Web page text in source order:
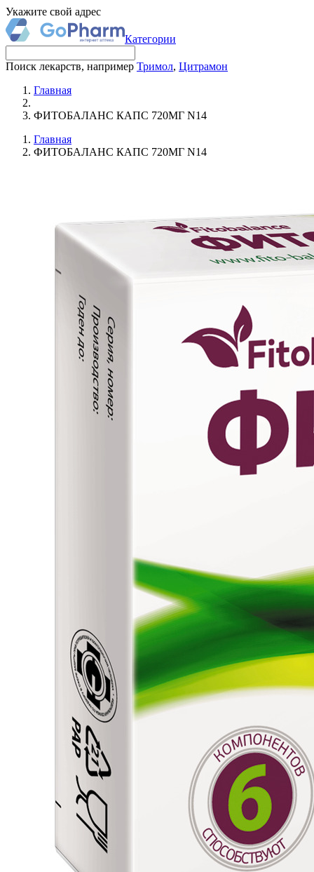
Укажите свой адрес
Категории
Поиск лекарств, например Тримол, Цитрамон
Главная
ФИТОБАЛАНС КАПС 720МГ N14
Главная
ФИТОБАЛАНС КАПС 720МГ N14